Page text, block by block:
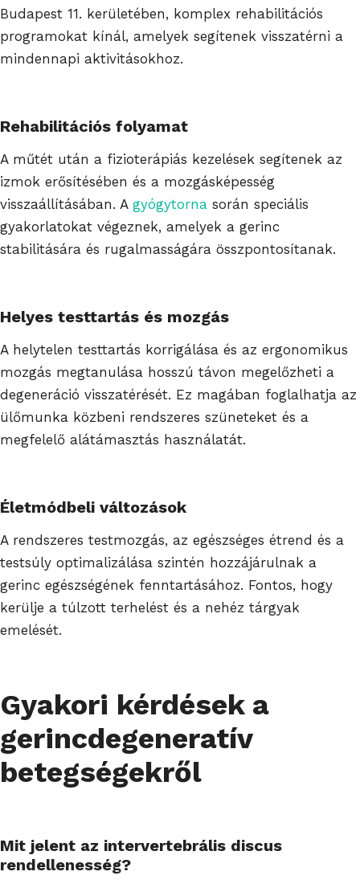
Budapest 11. kerületében, komplex rehabilitációs
programokat kínál, amelyek segítenek visszatérni a
mindennapi aktivitásokhoz.
Rehabilitációs folyamat
A műtét után a fizioterápiás kezelések segítenek az
izmok erősítésében és a mozgásképesség
visszaállításában. A gyógytorna során speciális
gyakorlatokat végeznek, amelyek a gerinc
stabilitására és rugalmasságára összpontosítanak.
Helyes testtartás és mozgás
A helytelen testtartás korrigálása és az ergonomikus
mozgás megtanulása hosszú távon megelőzheti a
degeneráció visszatérését. Ez magában foglalhatja az
ülőmunka közbeni rendszeres szüneteket és a
megfelelő alátámasztás használatát.
Életmódbeli változások
A rendszeres testmozgás, az egészséges étrend és a
testsúly optimalizálása szintén hozzájárulnak a
gerinc egészségének fenntartásához. Fontos, hogy
kerülje a túlzott terhelést és a nehéz tárgyak
emelését.
Gyakori kérdések a
gerincdegeneratív
betegségekről
Mit jelent az intervertebrális discus
rendellenesség?